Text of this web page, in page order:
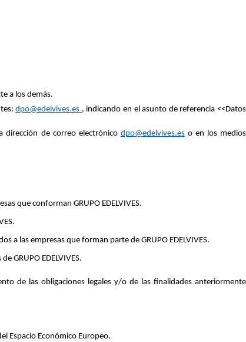
a los demás.
dpo@edelvives.es , indicando en el asunto de referencia <<Datos
dirección de correo electrónico dpo@edelvives.eso en los medios
que conforman GRUPO EDELVIVES.
a las empresas que forman parte de GRUPO EDELVIVES.
GRUPO EDELVIVES.
de las obligaciones legales y/o de las finalidades anteriormente
Espacio Económico Europeo.